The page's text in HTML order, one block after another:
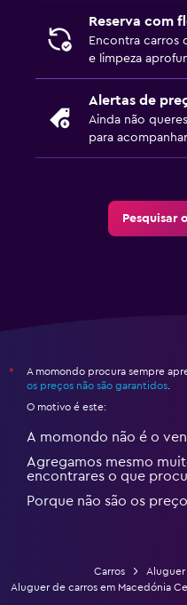
Reserva com
Encontra carros
e limpeza
Alertas de
Ainda não
para
Pesquisar
*
A momondo procura sempre
os preços não são garantidos.
O motivo é este:
A momondo não é o
Agregamos mesmo
encontrares o que
Porque não são os
Carros
Aluguer
Aluguer de carros em Macedónia